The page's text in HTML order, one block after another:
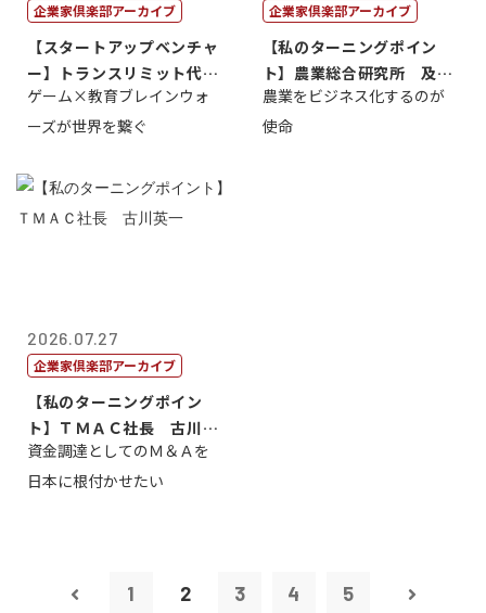
企業家倶楽部アーカイブ
【スタートアップベンチャ
ー】トランスリミット代表
取締役社長 ...
ゲーム×教育ブレインウォ
ーズが世界を繋ぐ
企業家倶楽部アーカイブ
【私のターニングポイン
ト】農業総合研究所 及川
智正
農業をビジネス化するのが
使命
2026.07.27
企業家倶楽部アーカイブ
【私のターニングポイン
ト】ＴＭＡＣ社長 古川英
一
資金調達としてのＭ＆Ａを
日本に根付かせたい
1 2 3 4 5